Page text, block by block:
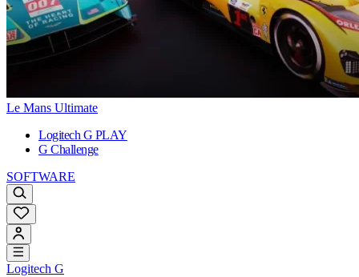
Le Mans Ultimate
Logitech G PLAY
G Challenge
SOFTWARE
Logitech G